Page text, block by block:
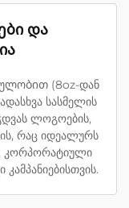
და
(8oz-დან
სასმელის
ლოგოების,
რაც იდეალურს
კორპორატიული